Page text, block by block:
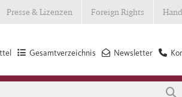
Presse & Lizenzen Foreign Rights
Newsletter
Gesamtverzeichnis